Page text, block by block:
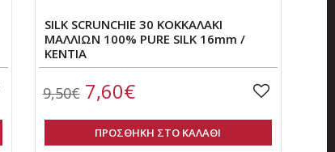
SILK SCRUNCHIE 30 ΚΟΚΚΑΛΑΚΙ
ΜΑΛΛΙΩΝ 100% PURE SILK 16mm /
ΚΕΝΤΙΑ
9,50€7,60€
ΠΡΟΣΘΗΚΗ ΣΤΟ ΚΑΛΑΘΙ